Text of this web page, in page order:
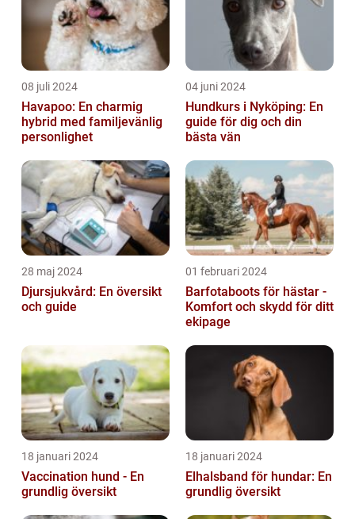
08 juli 2024
Havapoo: En charmig
hybrid med familjevänlig
personlighet
04 juni 2024
Hundkurs i Nyköping: En
guide för dig och din
bästa vän
28 maj 2024
Djursjukvård: En översikt
och guide
01 februari 2024
Barfotaboots för hästar -
Komfort och skydd för ditt
ekipage
18 januari 2024
Vaccination hund - En
grundlig översikt
18 januari 2024
Elhalsband för hundar: En
grundlig översikt